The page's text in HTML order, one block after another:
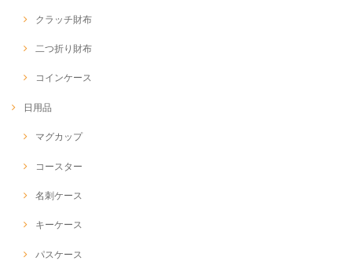
クラッチ財布
二つ折り財布
コインケース
日用品
マグカップ
コースター
名刺ケース
キーケース
パスケース